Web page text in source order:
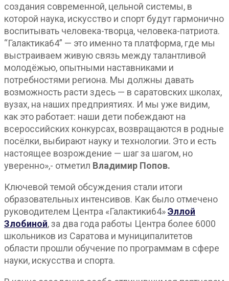
создания современной, цельной системы, в
которой наука, искусство и спорт будут гармонично
воспитывать человека-творца, человека-патриота.
“Галактика64” — это именно та платформа, где мы
выстраиваем живую связь между талантливой
молодёжью, опытными наставниками и
потребностями региона. Мы должны давать
возможность расти здесь — в саратовских школах,
вузах, на наших предприятиях. И мы уже видим,
как это работает: наши дети побеждают на
всероссийских конкурсах, возвращаются в родные
посёлки, выбирают науку и технологии. Это и есть
настоящее возрождение — шаг за шагом, но
уверенно»,- отметил Владимир Попов.
Ключевой темой обсуждения стали итоги
образовательных интенсивов. Как было отмечено
руководителем Центра «Галактики64»Эллой
Злобиной, за два года работы Центра более 6000
школьников из Саратова и муниципалитетов
области прошли обучение по программам в сфере
науки, искусства и спорта.